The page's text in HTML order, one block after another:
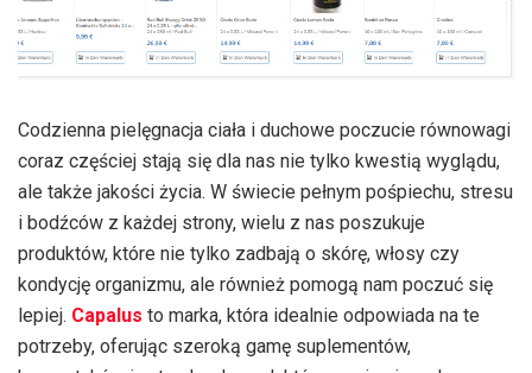
Codzienna pielęgnacja ciała i duchowe poczucie równowagi
coraz częściej stają się dla nas nie tylko kwestią wyglądu,
ale także jakości życia. W świecie pełnym pośpiechu, stresu
i bodźców z każdej strony, wielu z nas poszukuje
produktów, które nie tylko zadbają o skórę, włosy czy
kondycję organizmu, ale również pomogą nam poczuć się
lepiej. Capalus to marka, która idealnie odpowiada na te
potrzeby, oferując szeroką gamę suplementów,